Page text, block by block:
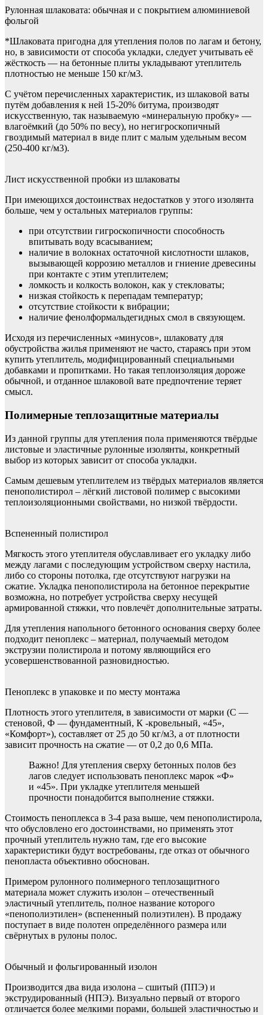
Рулонная шлаковата: обычная и с покрытием алюминиевой
фольгой
*Шлаковата пригодна для утепления полов по лагам и бетону,
но, в зависимости от способа укладки, следует учитывать её
жёсткость — на бетонные плиты укладывают утеплитель
плотностью не меньше 150 кг/м3.
С учётом перечисленных характеристик, из шлаковой ваты
путём добавления к ней 15-20% битума, производят
искусственную, так называемую «минеральную пробку» —
влагоёмкий (до 50% по весу), но негигроскопичный
гвоздимый материал в виде плит с малым удельным весом
(250-400 кг/м3).
Лист искусственной пробки из шлаковаты
При имеющихся достоинствах недостатков у этого изолянта
больше, чем у остальных материалов группы:
при отсутствии гигроскопичности способность
впитывать воду всасыванием;
наличие в волокнах остаточной кислотности шлаков,
вызывающей коррозию металлов и гниение древесины
при контакте с этим утеплителем;
ломкость и колкость волокон, как у стекловаты;
низкая стойкость к перепадам температур;
отсутствие стойкости к вибрации;
наличие фенолформальдегидных смол в связующем.
Исходя из перечисленных «минусов», шлаковату для
обустройства жилья применяют не часто, стараясь при этом
купить утеплитель, модифицированный специальными
добавками и пропитками. Но такая теплоизоляция дороже
обычной, и отданное шлаковой вате предпочтение теряет
смысл.
Полимерные теплозащитные материалы
Из данной группы для утепления пола применяются твёрдые
листовые и эластичные рулонные изолянты, конкретный
выбор из которых зависит от способа укладки.
Самым дешевым утеплителем из твёрдых материалов является
пенополистирол – лёгкий листовой полимер с высокими
теплоизоляционными свойствами, но низкой твёрдости.
Вспененный полистирол
Мягкость этого утеплителя обуславливает его укладку либо
между лагами с последующим устройством сверху настила,
либо со стороны потолка, где отсутствуют нагрузки на
сжатие. Укладка пенополистирола на бетонное перекрытие
возможна, но потребует устройства сверху несущей
армированной стяжки, что повлечёт дополнительные затраты.
Для утепления напольного бетонного основания сверху более
подходит пеноплекс – материал, получаемый методом
экструзии полистирола и потому являющийся его
усовершенствованной разновидностью.
Пеноплекс в упаковке и по месту монтажа
Плотность этого утеплителя, в зависимости от марки (С —
стеновой, Ф — фундаментный, К -кровельный, «45»,
«Комфорт»), составляет от 25 до 50 кг/м3, а от плотности
зависит прочность на сжатие — от 0,2 до 0,6 МПа.
Важно! Для утепления сверху бетонных полов без
лагов следует использовать пеноплекс марок «Ф»
и «45». При укладке утеплителя меньшей
прочности понадобится выполнение стяжки.
Стоимость пеноплекса в 3-4 раза выше, чем пенополистирола,
что обусловлено его достоинствами, но применять этот
прочный утеплитель нужно там, где его высокие
характеристики будут востребованы, где отказ от обычного
пенопласта объективно обоснован.
Примером рулонного полимерного теплозащитного
материала может служить изолон – отечественный
эластичный утеплитель, полное название которого
«пенополиэтилен» (вспененный полиэтилен). В продажу
поступает в виде полотен определённого размера или
свёрнутых в рулоны полос.
Обычный и фольгированный изолон
Производится два вида изолона – сшитый (ППЭ) и
экструдированный (НПЭ). Визуально первый от второго
отличается более мелкими порами, большей эластичностью и